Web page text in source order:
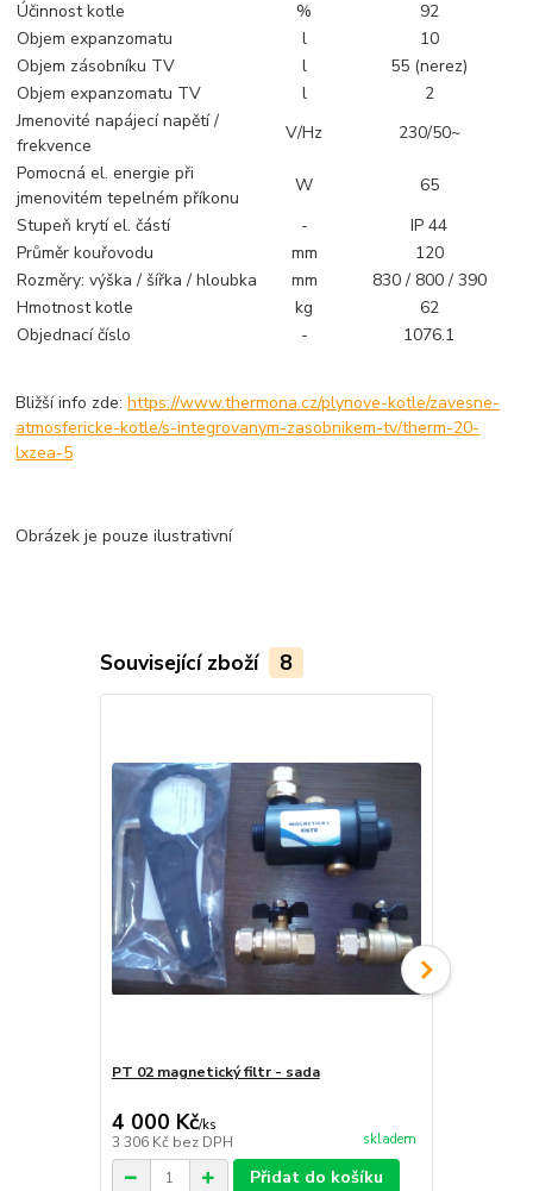
Účinnost kotle
%
92
Objem expanzomatu
l
10
Objem zásobníku TV
l
55 (nerez)
Objem expanzomatu TV
l
2
Jmenovité napájecí napětí /
frekvence
V/Hz
230/50~
Pomocná el. energie při
jmenovitém tepelném příkonu
W
65
Stupeň krytí el. částí
-
IP 44
Průměr kouřovodu
mm
120
Rozměry: výška / šířka / hloubka
mm
830 / 800 / 390
Hmotnost kotle
kg
62
Objednací číslo
- 1076.1
Bližší info zde:https://www.thermona.cz/plynove-kotle/zavesne-
atmosfericke-kotle/s-integrovanym-zasobnikem-tv/therm-20-
lxzea-5
Obrázek je pouze ilustrativní
Související zboží 8
PT 02 magnetický filtr - sada
4 000 Kč/ks
3 306 Kč bez DPH skladem
Přidat do košíku